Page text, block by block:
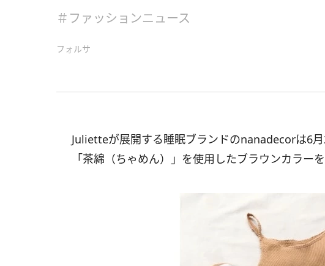
＃ファッションニュース
フォルサ
Julietteが展開する睡眠ブランドのnanadecorは6
「茶綿（ちゃめん）」を使用したブラウンカラー